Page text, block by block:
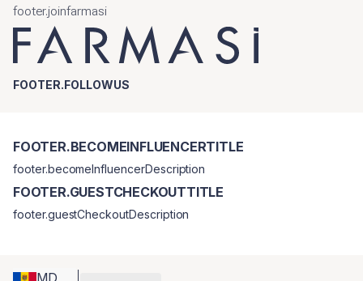
footer.joinfarmasi
FOOTER.FOLLOWUS
MD
FOOTER.BECOMEINFLUENCERTITLE
footer.becomeInfluencerDescription
FOOTER.GUESTCHECKOUTTITLE
footer.guestCheckoutDescription